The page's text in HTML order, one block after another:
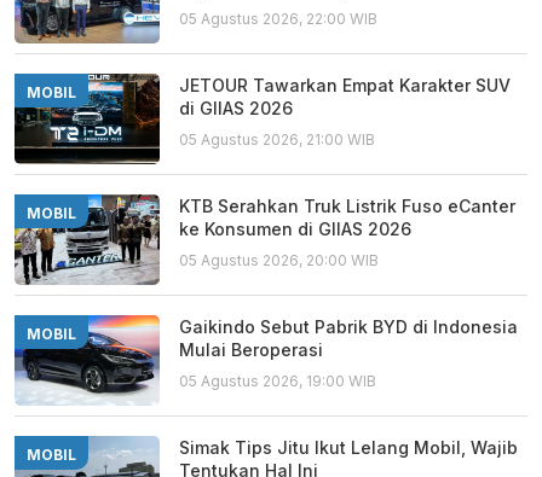
05 Agustus 2026, 22:00 WIB
MOBIL
JETOUR Tawarkan Empat Karakter SUV
di GIIAS 2026
05 Agustus 2026, 21:00 WIB
MOBIL
KTB Serahkan Truk Listrik Fuso eCanter
ke Konsumen di GIIAS 2026
05 Agustus 2026, 20:00 WIB
MOBIL
Gaikindo Sebut Pabrik BYD di Indonesia
Mulai Beroperasi
05 Agustus 2026, 19:00 WIB
MOBIL
Simak Tips Jitu Ikut Lelang Mobil, Wajib
Tentukan Hal Ini